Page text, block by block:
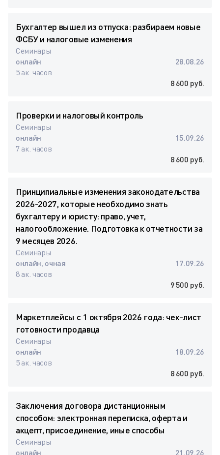
Бухгалтер вышел из отпуска: разбираем новые
ФСБУ и налоговые изменения
Семинары
онлайн
5 ак. часов
28.08.26
8 600 руб.
Проверки и налоговый контроль
Семинары
онлайн
7 ак. часов
15.09.26
8 600 руб.
Принципиальные изменения законодательства
2026-2027, которые необходимо знать
бухгалтеру и юристу: право, учет,
налогообложение. Подготовка к отчетности за
9 месяцев 2026.
Семинары
онлайн, очная
8 ак. часов
17.09.26
9 500 руб.
Маркетплейсы с 1 октября 2026 года: чек-лист
готовности продавца
Семинары
онлайн
5 ак. часов
18.09.26
8 600 руб.
Заключения договора дистанционным
способом: электронная переписка, оферта и
акцепт, присоединение, иные способы
Семинары
онлайн 21.09.26